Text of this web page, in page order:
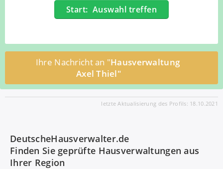
Start: Auswahl treffen
Ihre Nachricht an "Hausverwaltung
Axel Thiel"
letzte Aktualisierung des Profils: 18.10.2021
DeutscheHausverwalter.de
Finden Sie geprüfte Hausverwaltungen aus
Ihrer Region